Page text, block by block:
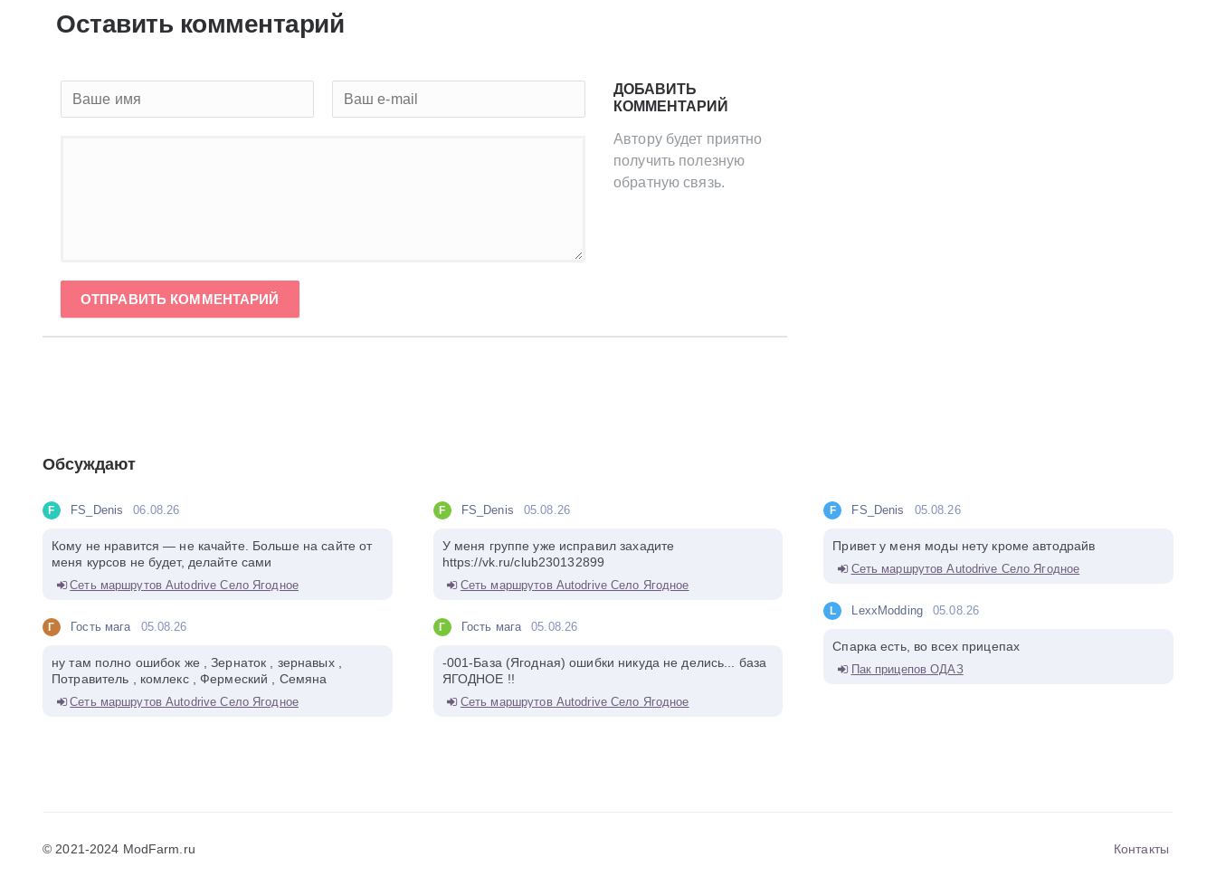
Оставить комментарий
ДОБАВИТЬ
КОММЕНТАРИЙ
Автору будет приятно
получить полезную
обратную связь.
ОТПРАВИТЬ КОММЕНТАРИЙ
Обсуждают
F FS_Denis 06.08.26
Кому не нравится — не качайте. Больше на сайте от
меня курсов не будет, делайте сами
Сеть маршрутов Autodrive Село Ягодное
Г Гость мага 05.08.26
ну там полно ошибок же , Зернаток , зернавых ,
Потравитель , комлекс , Фермеский , Семяна
Сеть маршрутов Autodrive Село Ягодное
F FS_Denis 05.08.26
У меня группе уже исправил захадите
https://vk.ru/club230132899
Сеть маршрутов Autodrive Село Ягодное
Г Гость мага 05.08.26
-001-База (Ягодная) ошибки никуда не делись... база
ЯГОДНОЕ !!
Сеть маршрутов Autodrive Село Ягодное
F FS_Denis 05.08.26
Привет у меня моды нету кроме автодрайв
Сеть маршрутов Autodrive Село Ягодное
L LexxModding 05.08.26
Спарка есть, во всех прицепах
Пак прицепов ОДАЗ
© 2021-2024 ModFarm.ru Контакты